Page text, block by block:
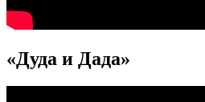
«Дуда и Дада»